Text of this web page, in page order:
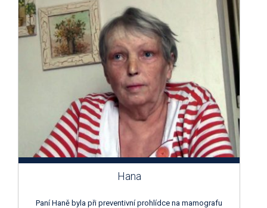
Hana
Paní Haně byla při preventivní prohlídce na mamografu